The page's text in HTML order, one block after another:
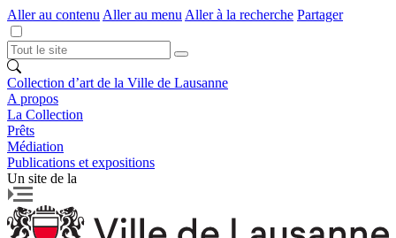
Aller au contenu Aller au menu Aller à la recherche Partager
Collection d’art de la Ville de Lausanne
A propos
La Collection
Prêts
Médiation
Publications et expositions
Un site de la